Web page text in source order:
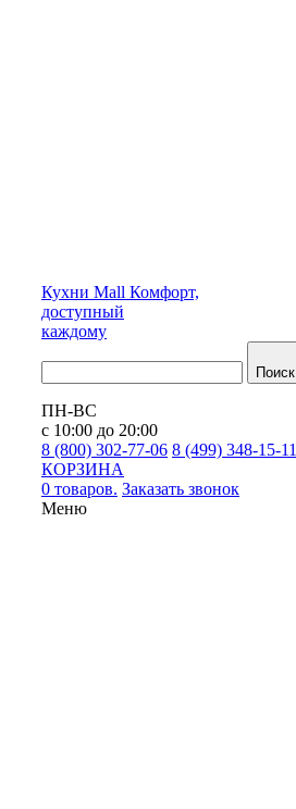
Кухни Mall Комфорт,
доступный
каждому
Поиск
ПН-ВС
с 10:00 до 20:00
8 (800) 302-77-06 8 (499) 348-15-11
КОРЗИНА
0 товаров. Заказать звонок
Меню